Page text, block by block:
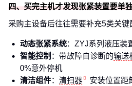
四、买完主机才发现张紧装置要单独
采购主设备后往往需要补充5类关键
动态张紧系统：ZYJ系列液压装
智能控制 ：带故障自诊断的输送
0%意外停机
清洁组件： 清扫器
安装位置距